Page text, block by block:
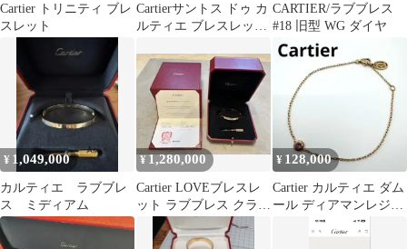
Cartier トリニティ ブレ
スレット
Cartierサントス ドゥ カ
ルティエ ブレスレット
デル
CARTIER/ラブブレス
#18 旧型 WG ダイヤ
¥ 1,049,000
カルティエ ラブブレ
ス ミディアム
¥1,280,000
Cartier LOVEブレスレ
ット ラブブレス クラシ
ック 4Pダイヤ PG
¥ 128,000
Cartier カルティエ ダム
ール ディアマンレジェ
ブレス ピンクサファイ